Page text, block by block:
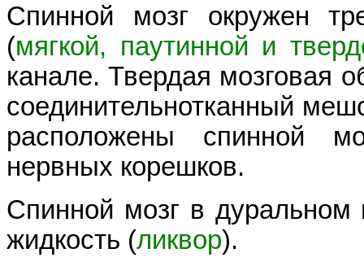
Спинной мозг окружен
(мягкой, паутинной и
канале. Твердая мозговая
соединительнотканный
расположены спинной
нервных корешков.
Спинной мозг в
жидкость (ликвор).